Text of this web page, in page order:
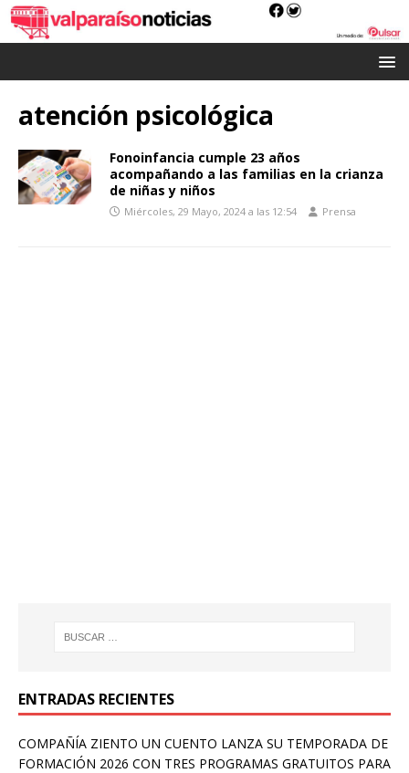
atención psicológica
Fonoinfancia cumple 23 años
acompañando a las familias en la crianza
de niñas y niños
Miércoles, 29 Mayo, 2024 a las 12:54 Prensa
ENTRADAS RECIENTES
COMPAÑÍA ZIENTO UN CUENTO LANZA SU TEMPORADA DE
FORMACIÓN 2026 CON TRES PROGRAMAS GRATUITOS PARA